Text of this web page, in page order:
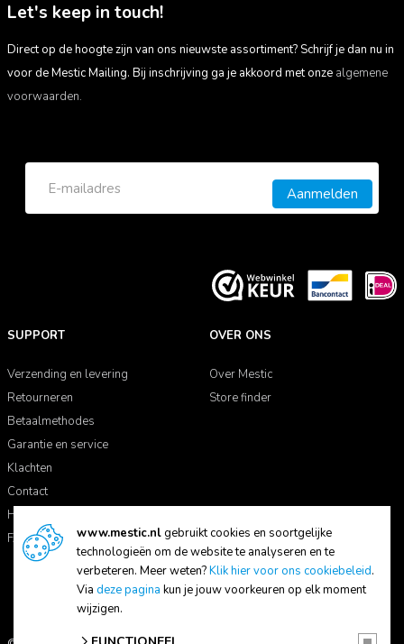
Let's keep in touch!
Direct op de hoogte zijn van ons nieuwste assortiment? Schrijf je dan nu in
voor de Mestic Mailing. Bij inschrijving ga je akkoord met onze algemene
voorwaarden.
Aanmelden
SUPPORT
Verzending en levering
Retourneren
Betaalmethodes
Garantie en service
Klachten
Contact
Handleidingen
FAQ
OVER ONS
Over Mestic
Store finder
www.mestic.nlgebruikt cookies en soortgelijke
technologieën om de website te analyseren en te
verbeteren. Meer weten?Klik hier voor ons cookiebeleid.
Via deze pagina kun je jouw voorkeuren op elk moment
wijzigen.